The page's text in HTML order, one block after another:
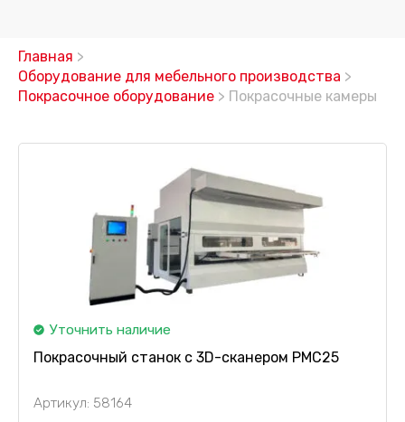
Главная >
Оборудование для мебельного производства >
Покрасочное оборудование > Покрасочные камеры
Уточнить наличие
Покрасочный станок с 3D-сканером PMC25
Артикул: 58164